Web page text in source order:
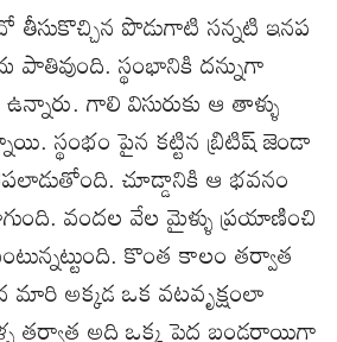
తీసుకొచ్చిన పొడుగాటి సన్నటి ఇనప
పాతివుంది. స్థంభానికి దన్నుగా
గాలి విసురుకు ఆ తాళ్ళు
స్థంభం పైన కట్టిన బ్రిటిష్ జెండా
చూడ్డానికి ఆ భవనం
వందల వేల మైళ్ళు ప్రయాణించి
కొంత కాలం తర్వాత
మారి అక్కడ ఒక వటవృక్షంలా
తర్వాత అది ఒక్క పెద్ద బండరాయిగా